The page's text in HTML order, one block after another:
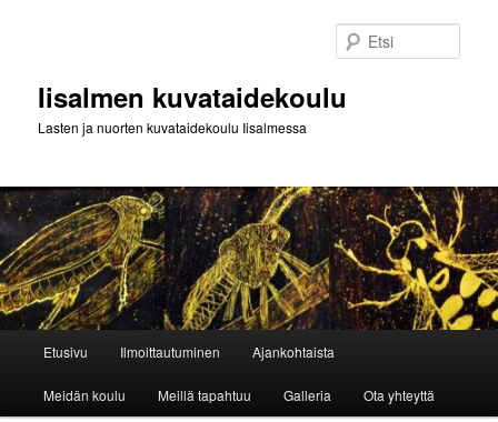
Iisalmen kuvataidekoulu
Lasten ja nuorten kuvataidekoulu Iisalmessa
Etusivu Ilmoittautuminen Ajankohtaista
Meidän koulu Meillä tapahtuu Galleria Ota yhteyttä